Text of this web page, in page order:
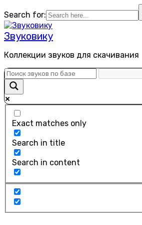
к
содержанию
Search for:
Звуковику
Коллекции звуков для скачивания
Exact matches only
Search in title
Search in content